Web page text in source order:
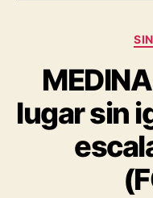
lugar sin